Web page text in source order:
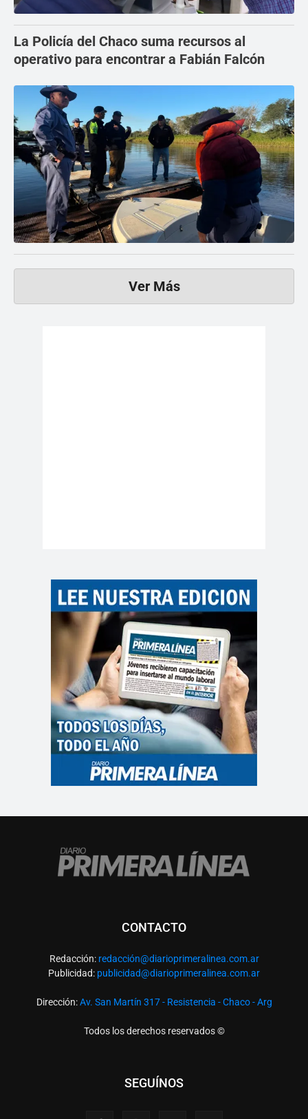
La Policía del Chaco suma recursos al
operativo para encontrar a Fabián Falcón
Ver Más
CONTACTO
Redacción: redacción@diarioprimeralinea.com.ar
Publicidad: publicidad@diarioprimeralinea.com.ar
Dirección:Av. San Martín 317 - Resistencia - Chaco - Arg
Todos los derechos reservados ©
SEGUÍNOS